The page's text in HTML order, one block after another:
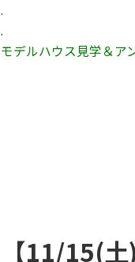
.
.
モデルハウス見学＆ア
【11/15(